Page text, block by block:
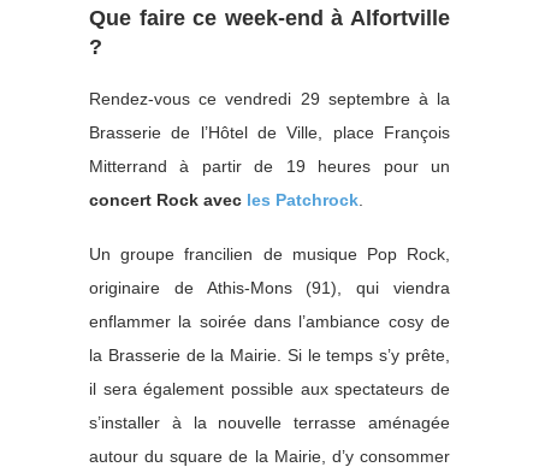
Que faire ce week-end à Alfortville
?
Rendez-vous ce vendredi 29 septembre à la
Brasserie de l’Hôtel de Ville, place François
Mitterrand à partir de 19 heures pour un
concert Rock avec les Patchrock
Un groupe francilien de musique Pop Rock,
originaire de Athis-Mons (91), qui viendra
enflammer la soirée dans l’ambiance cosy de
la Brasserie de la Mairie. Si le temps s’y prête,
il sera également possible aux spectateurs de
s’installer à la nouvelle terrasse aménagée
autour du square de la Mairie, d’y consommer